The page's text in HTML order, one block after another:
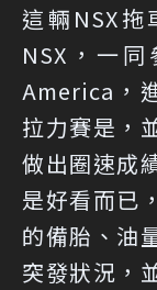
這輛NSX
NSX，一
America，
拉力賽是，
做出圈速成
是好看而已
的備胎、油
突發狀況，